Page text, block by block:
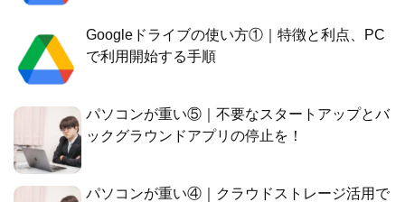
Googleドライブの使い方①｜特徴と利点、PC
で利用開始する手順
パソコンが重い⑤｜不要なスタートアップとバ
ックグラウンドアプリの停止を！
パソコンが重い④｜クラウドストレージ活用で